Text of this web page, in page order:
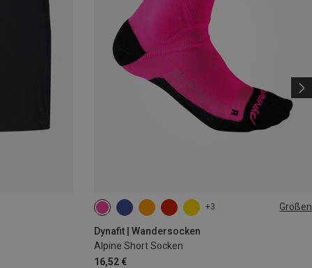
+3 Größen
Dynafit | Wandersocken
Alpine Short Socken
16,52 €
35|36|37|38 39|40|41|42